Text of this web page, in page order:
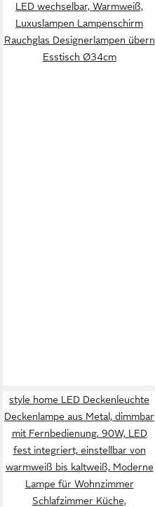
LED wechselbar, Warmweiß,
Luxuslampen Lampenschirm
Rauchglas Designerlampen übern
Esstisch Ø34cm
style home LED Deckenleuchte
Deckenlampe aus Metal, dimmbar
mit Fernbedienung, 90W, LED
fest integriert, einstellbar von
warmweiß bis kaltweiß, Moderne
Lampe für Wohnzimmer
Schlafzimmer Küche,